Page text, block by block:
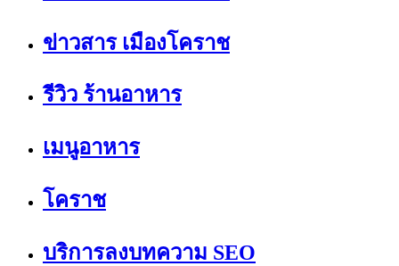
ข่าวสาร เมืองโคราช
รีวิว ร้านอาหาร
เมนูอาหาร
โคราช
บริการลงบทความ SEO